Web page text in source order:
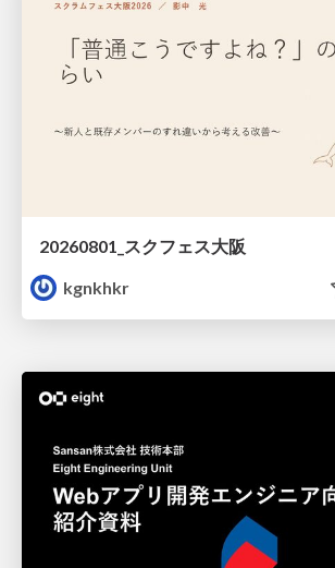
20260801_スクフェス大阪
kgnkhkr